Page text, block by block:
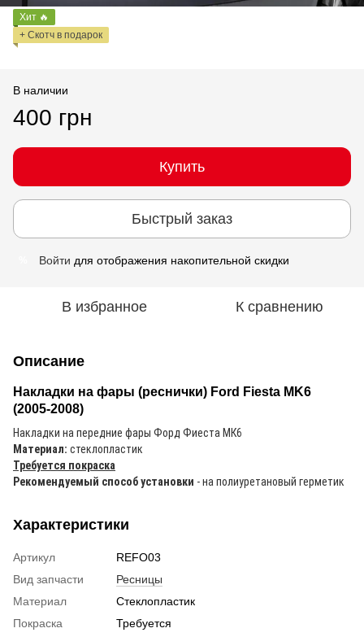
Хит 🔥
+ Скотч в подарок
В наличии
400 грн
Купить
Быстрый заказ
Войти для отображения накопительной скидки
В избранное К сравнению
Описание
Накладки на фары (реснички) Ford Fiesta MK6
(2005-2008)
Накладки на передние фары Форд Фиеста МК6
Материал: стеклопластик
Требуется покраска
Рекомендуемый способ установки - на полиуретановый герметик
Характеристики
Артикул
REFO03
Вид запчасти
Ресницы
Материал
Стеклопластик
Покраска
Требуется